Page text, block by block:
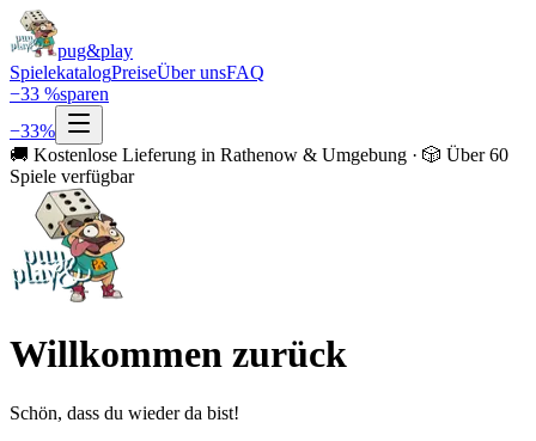
pug&play
SpielekatalogPreiseÜber unsFAQ
−33 %sparen
−33%
🚚 Kostenlose Lieferung in Rathenow & Umgebung · 🎲 Über 60
Spiele verfügbar
Willkommen zurück
Schön, dass du wieder da bist!